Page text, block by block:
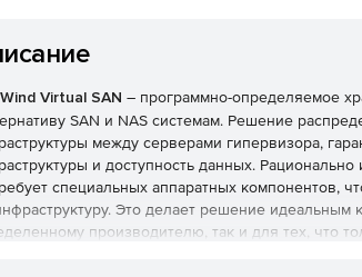
Virtual SAN – программно-определяемое
SAN и NAS системам. Решение
между серверами гипервизора,
и доступность данных.
специальных аппаратных компонентов,
Это делает решение идеальным
производителю, так и для тех, что